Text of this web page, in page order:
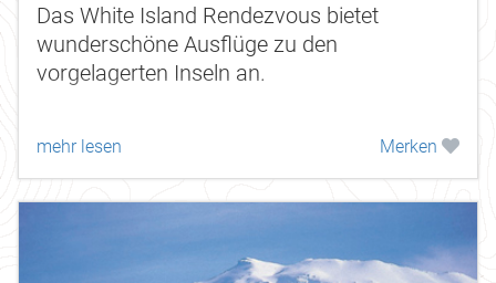
Das White Island Rendezvous bietet
wunderschöne Ausflüge zu den
vorgelagerten Inseln an.
mehr lesen Merken